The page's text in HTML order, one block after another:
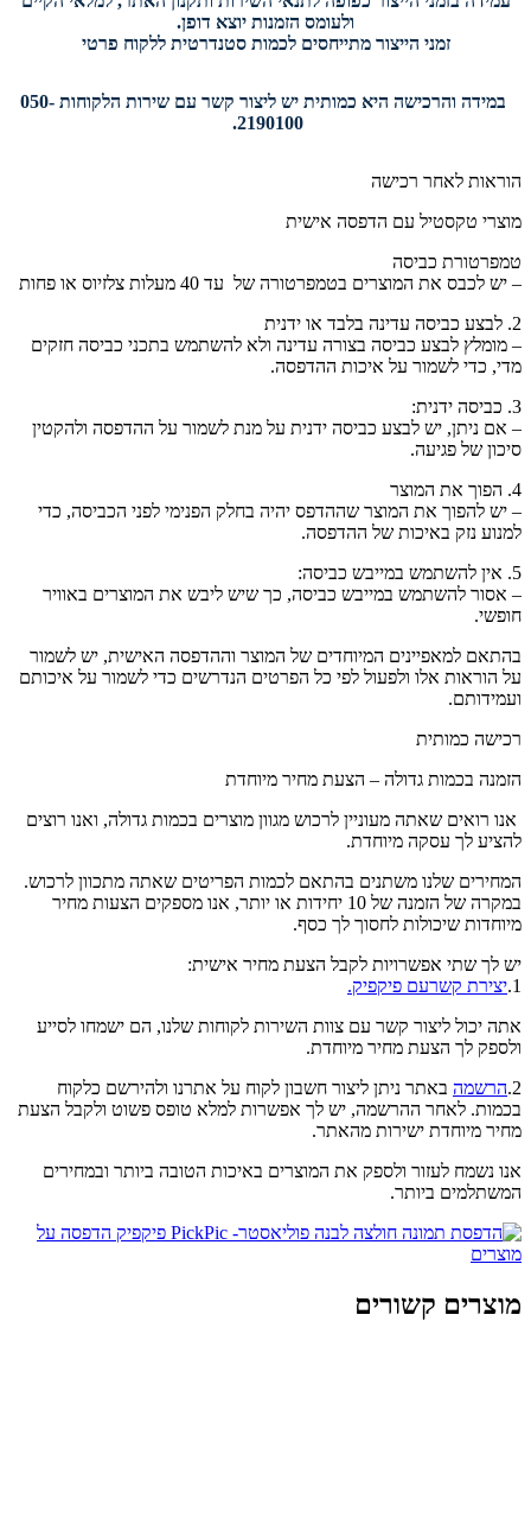
ולעומס הזמנות יוצא דופן.
זמני הייצור מתייחסים לכמות סטנדרטית ללקוח פרטי
במידה והרכישה היא כמותית יש ליצור קשר עם שירות הלקוחות 050-
2190100.
הוראות לאחר רכישה
מוצרי טקסטיל עם הדפסה אישית
טמפרטורת כביסה
– יש לכבס את המוצרים בטמפרטורה של עד 40 מעלות צלזיוס או פחות
2. לבצע כביסה עדינה בלבד או ידנית
– מומלץ לבצע כביסה בצורה עדינה ולא להשתמש בתכני כביסה חזקים
מדי, כדי לשמור על איכות ההדפסה.
3. כביסה ידנית:
– אם ניתן, יש לבצע כביסה ידנית על מנת לשמור על ההדפסה ולהקטין
סיכון של פגיעה.
4. הפוך את המוצר
– יש להפוך את המוצר שההדפס יהיה בחלק הפנימי לפני הכביסה, כדי
למנוע נזק באיכות של ההדפסה.
5. אין להשתמש במייבש כביסה:
– אסור להשתמש במייבש כביסה, כך שיש ליבש את המוצרים באוויר
חופשי.
בהתאם למאפיינים המיוחדים של המוצר וההדפסה האישית, יש לשמור
על הוראות אלו ולפעול לפי כל הפרטים הנדרשים כדי לשמור על איכותם
ועמידותם.
רכישה כמותית
הזמנה בכמות גדולה – הצעת מחיר מיוחדת
אנו רואים שאתה מעוניין לרכוש מגוון מוצרים בכמות גדולה, ואנו רוצים
להציע לך עסקה מיוחדת.
המחירים שלנו משתנים בהתאם לכמות הפריטים שאתה מתכוון לרכוש.
במקרה של הזמנה של 10 יחידות או יותר, אנו מספקים הצעות מחיר
מיוחדות שיכולות לחסוך לך כסף.
יש לך שתי אפשרויות לקבל הצעת מחיר אישית:
1. יצירת קשרעם פיקפיק.
אתה יכול ליצור קשר עם צוות השירות לקוחות שלנו, הם ישמחו לסייע
ולספק לך הצעת מחיר מיוחדת.
2. הרשמה באתר ניתן ליצור חשבון לקוח על אתרנו ולהירשם כלקוח
בכמות. לאחר ההרשמה, יש לך אפשרות למלא טופס פשוט ולקבל הצעת
מחיר מיוחדת ישירות מהאתר.
אנו נשמח לעזור ולספק את המוצרים באיכות הטובה ביותר ובמחירים
המשתלמים ביותר.
מוצרים קשורים